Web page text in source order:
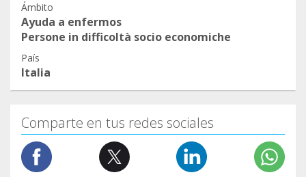
Ámbito
Ayuda a enfermos
Persone in difficoltà socio economiche
País
Italia
Comparte en tus redes sociales